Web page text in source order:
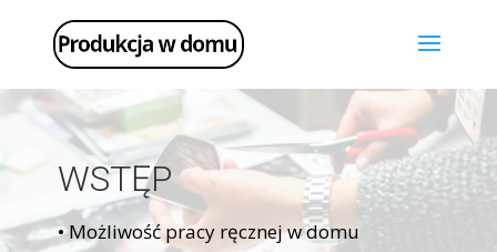
WSTĘP
• Możliwość pracy ręcznej w domu